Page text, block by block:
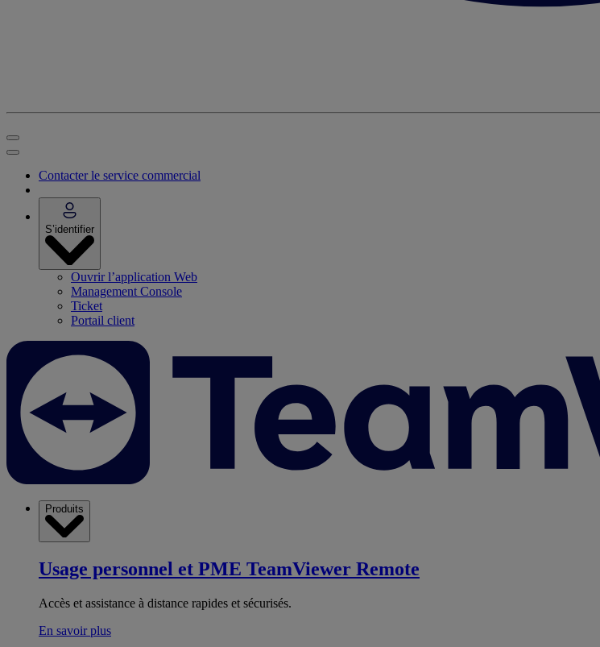
Contacter le service commercial
S’identifier
Ouvrir l’application Web
Management Console
Ticket
Portail client
Produits
Usage personnel et PME TeamViewer Remote
Accès et assistance à distance rapides et sécurisés.
En savoir plus